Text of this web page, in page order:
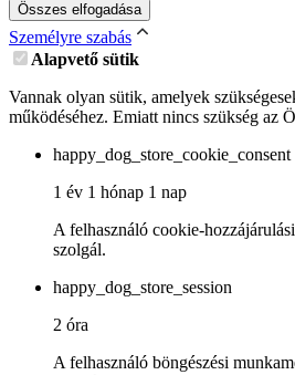
Összes elfogadása
Személyre szabás
Alapvető sütik
Vannak olyan sütik, amelyek
működéséhez. Emiatt nincs szükség az
happy_dog_store_cookie_consent
1 év 1 hónap 1 nap
A felhasználó cookie-
szolgál.
happy_dog_store_session
2 óra
A felhasználó böngészési